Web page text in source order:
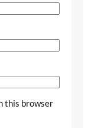
this browser